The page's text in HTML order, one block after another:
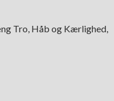
Tro, Håb og Kærlighed,